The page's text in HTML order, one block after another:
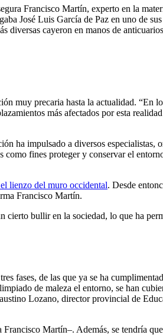
Francisco Martín, experto en la
José Luis García de Paz en uno de
cayeron en manos de
muy precaria hasta la actualidad.
más afectados por esta
ha impulsado a diversos especialistas,
fines proteger y conservar el
lienzo del muro occidental. Desde
Francisco Martín.
bullir en la sociedad, lo que ha
fases, de las que ya se ha
de maleza el entorno, se han
Lozano, director provincial de
Martín–. Además, se tendría